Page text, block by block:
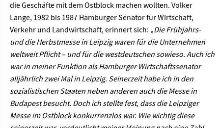
die Geschäfte mit dem Ostblock machen wollten. Volker
Lange, 1982 bis 1987 Hamburger Senator für Wirtschaft,
Verkehr und Landwirtschaft, erinnert sich: „Die Frühjahrs-
und die Herbstmesse in Leipzig waren für die Unternehmen
weltweit Pflicht – und für die westdeutschen sowieso. Auch ich
war in meiner Funktion als Hamburger Wirtschaftssenator
alljährlich zwei Mal in Leipzig. Seinerzeit habe ich in den
sozialistischen Staaten neben anderen auch die Messe in
Budapest besucht. Doch ich stellte fest, dass die Leipziger
Messe im Ostblock konkurrenzlos war. Wie wichtig diese